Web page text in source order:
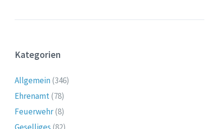
Kategorien
Allgemein(346)
Ehrenamt(78)
Feuerwehr(8)